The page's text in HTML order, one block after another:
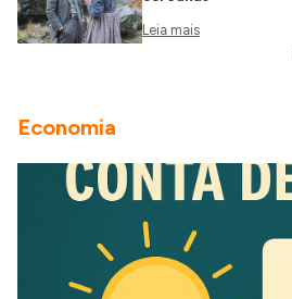
Leia mais
Economia